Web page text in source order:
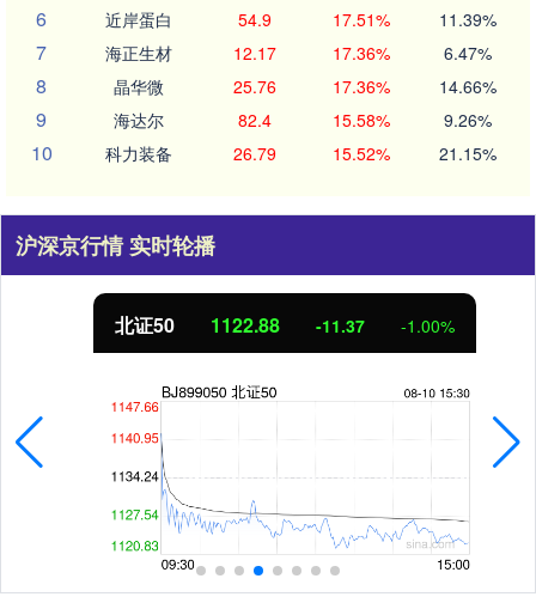
6 近岸蛋白 54.9 17.51% 11.39%
7 海正生材 12.17 17.36% 6.47%
8 晶华微 25.76 17.36% 14.66%
9 海达尔 82.4 15.58% 9.26%
10 科力装备 26.79 15.52% 21.15%
沪深京行情 实时轮播
北证50 1122.88 -11.37 -1.00%